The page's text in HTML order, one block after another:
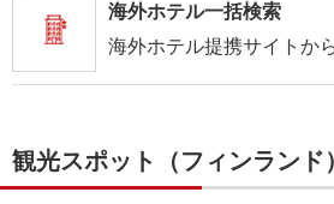
海外ホテル一括検索
海外ホテル提携サイトか
観光スポット（フィンランド）